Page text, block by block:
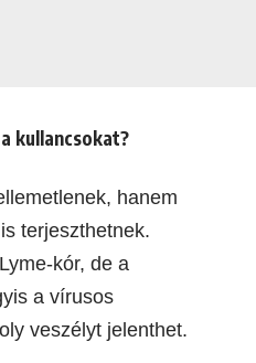
kullancsokat?
hanem
terjeszthetnek.
kór, de a
a vírusos
veszélyt jelenthet.